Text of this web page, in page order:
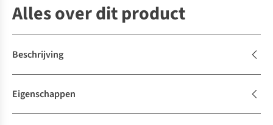
Alles over dit product
Beschrijving
Eigenschappen